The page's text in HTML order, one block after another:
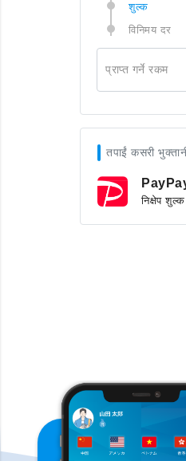
शुल्क
विनिमय दर
प्राप्त गर्ने रकम
तपाईं कसरी
निक्षेप शुल्क